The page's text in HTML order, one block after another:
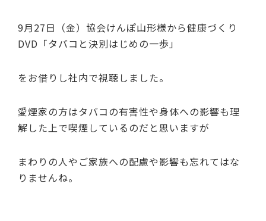
9月27日（金）協会けんぽ山形様から健康づくり
DVD「タバコと決別はじめの一歩」
をお借りし社内で視聴しました。
愛煙家の方はタバコの有害性や身体への影響も理
解した上で喫煙しているのだと思いますが
まわりの人やご家族への配慮や影響も忘れてはな
りませんね。